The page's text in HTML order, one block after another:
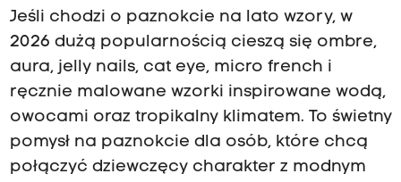
Jeśli chodzi o paznokcie na lato wzory, w
2026 dużą popularnością cieszą się ombre,
aura, jelly nails, cat eye, micro french i
ręcznie malowane wzorki inspirowane wodą,
owocami oraz tropikalny klimatem. To świetny
pomysł na paznokcie dla osób, które chcą
połączyć dziewczęcy charakter z modnym